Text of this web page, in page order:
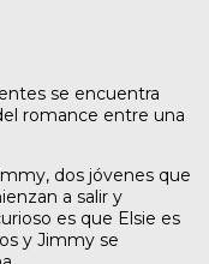
se encuentra
romance entre una
dos jóvenes que
a salir y
es que Elsie es
y Jimmy se